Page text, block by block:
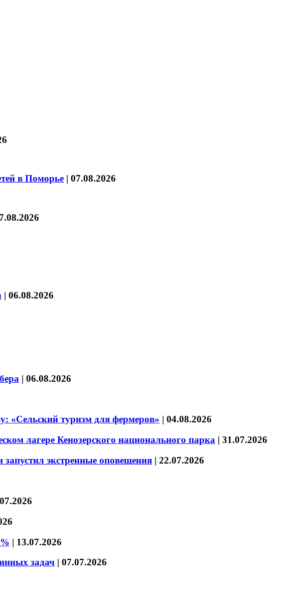
в Поморье | 07.08.2026
| 06.08.2026
| 06.08.2026
«Сельский туризм для фермеров» | 04.08.2026
лагере Кенозерского национального парка | 31.07.2026
экстренные оповещения | 22.07.2026
| 13.07.2026
задач | 07.07.2026